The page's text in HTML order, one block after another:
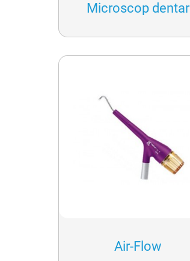
Microscop dentar
Air-Flow